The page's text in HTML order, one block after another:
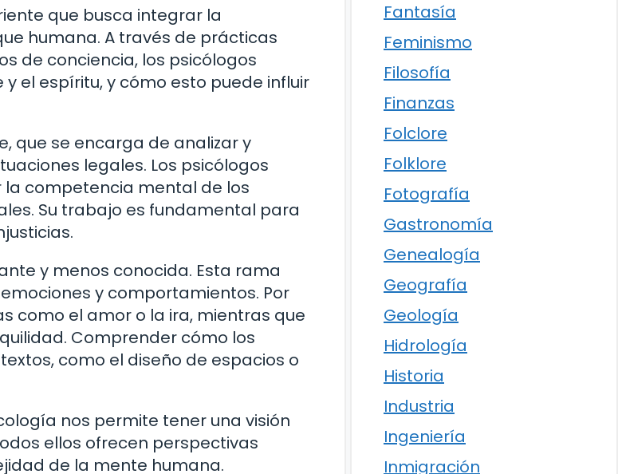
que busca integrar la
humana. A través de prácticas
de conciencia, los psicólogos
el espíritu, y cómo esto puede influir
que se encarga de analizar y
legales. Los psicólogos
la competencia mental de los
Su trabajo es fundamental para
y menos conocida. Esta rama
y comportamientos. Por
como el amor o la ira, mientras que
Comprender cómo los
como el diseño de espacios o
nos permite tener una visión
ellos ofrecen perspectivas
de la mente humana.
Fantasía
Feminismo
Filosofía
Finanzas
Folclore
Folklore
Fotografía
Gastronomía
Genealogía
Geografía
Geología
Hidrología
Historia
Industria
Ingeniería
Inmigración